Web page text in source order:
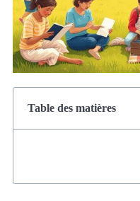
Table des matières